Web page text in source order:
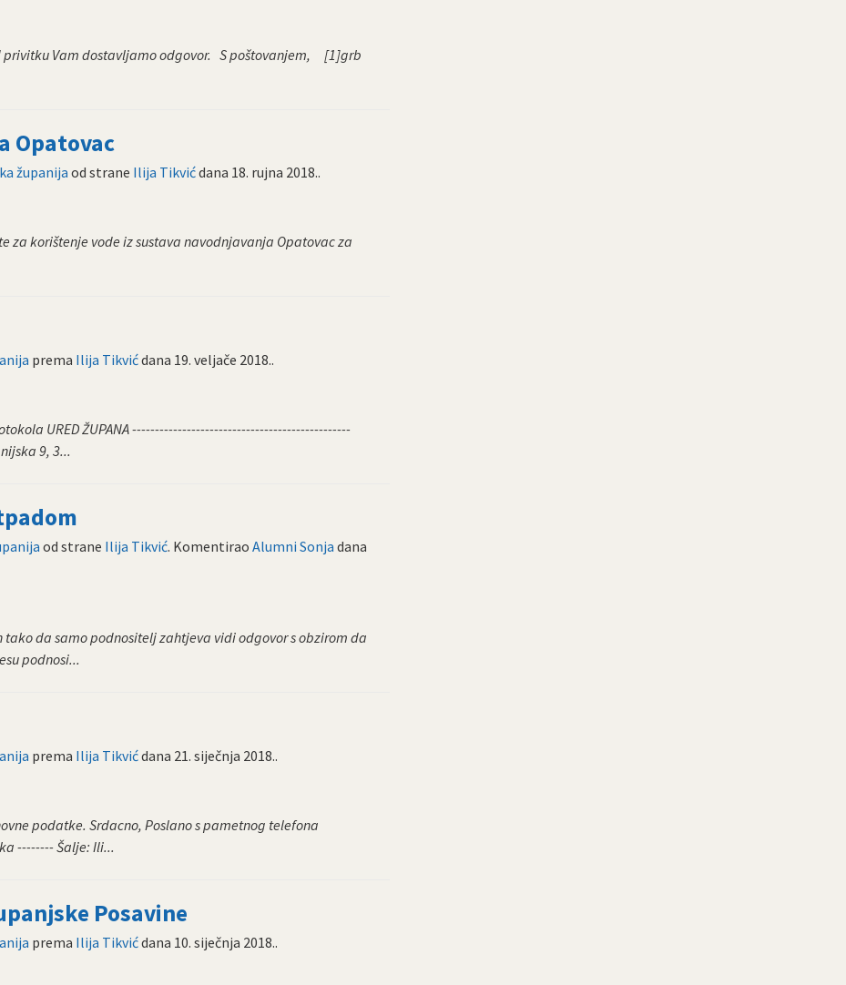
privitku Vam dostavljamo odgovor. S poštovanjem, [1]grb
Opatovac
županija od strane Ilija Tikvićdana 18. rujna 2018..
za korištenje vode iz sustava navodnjavanja Opatovac za
prema Ilija Tikvićdana 19. veljače 2018..
URED ŽUPANA ------------------------------------------------
9, 3...
od strane Ilija Tikvić. Komentirao Alumni Sonja dana
da samo podnositelj zahtjeva vidi odgovor s obzirom da
podnosi...
prema Ilija Tikvićdana 21. siječnja 2018..
podatke. Srdacno, Poslano s pametnog telefona
-------- Šalje: Ili...
Posavine
prema Ilija Tikvićdana 10. siječnja 2018..